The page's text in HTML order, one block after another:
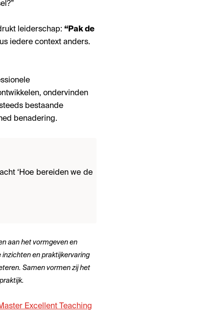
leiderschap: “Pak de
iedere context anders.
ondervinden
bestaande
benadering.
‘Hoe bereiden we de
aan het vormgeven en
inzichten en praktijkervaring
Samen vormen zij het
Excellent Teaching